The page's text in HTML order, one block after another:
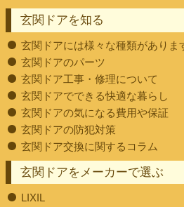
玄関ドアを知る
玄関ドアには様々な種類がありま
玄関ドアのパーツ
玄関ドア工事・修理について
玄関ドアでできる快適な暮らし
玄関ドアの気になる費用や保証
玄関ドアの防犯対策
玄関ドア交換に関するコラム
玄関ドアをメーカーで選ぶ
LIXIL